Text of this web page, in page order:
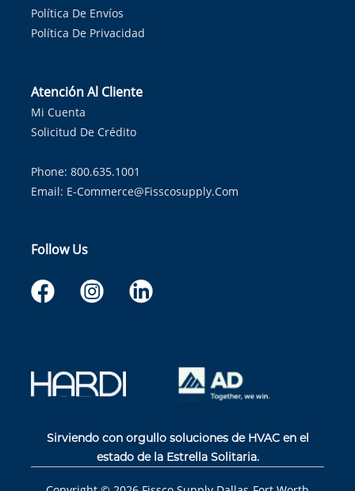
Política De Envíos
Política De Privacidad
Atención Al Cliente
Mi Cuenta
Solicitud De Crédito
Phone: 800.635.1001
Email: E-Commerce@fisscosupply.com
Follow Us
Sirviendo con orgullo soluciones de HVAC en el
estado de la Estrella Solitaria.